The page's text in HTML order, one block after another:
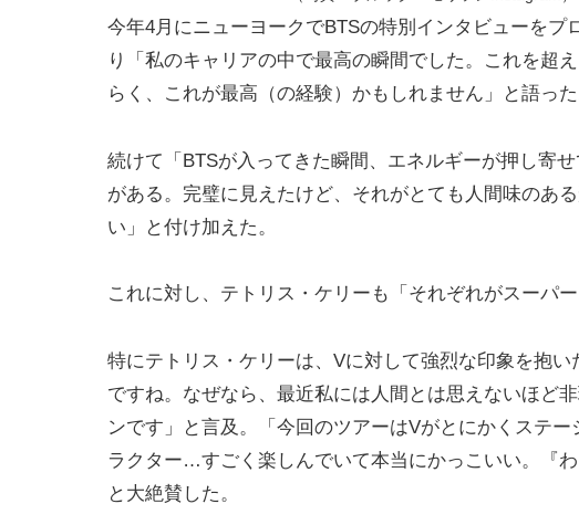
今年4月にニューヨークでBTSの特別インタビューを
り「私のキャリアの中で最高の瞬間でした。これを超
らく、これが最高（の経験）かもしれません」と語った
続けて「BTSが入ってきた瞬間、エネルギーが押し寄
がある。完璧に見えたけど、それがとても人間味のあ
い」と付け加えた。
これに対し、テトリス・ケリーも「それぞれがスーパ
特にテトリス・ケリーは、Vに対して強烈な印象を抱
ですね。なぜなら、最近私には人間とは思えないほど
ンです」と言及。「今回のツアーはVがとにかくステ
ラクター…すごく楽しんでいて本当にかっこいい。『
と大絶賛した。